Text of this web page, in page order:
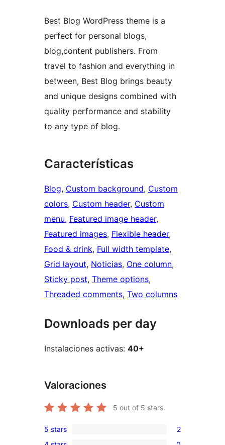
Best Blog WordPress theme is a
perfect for personal blogs,
blog,content publishers. From
travel to fashion and everything in
between, Best Blog brings beauty
and unique designs combined with
quality performance and stability
to any type of blog.
Características
Blog, Custom background, Custom
colors, Custom header, Custom
menu, Featured image header
Featured images, Flexible header
Food & drink, Full width template
Grid layout, Noticias, One column
Sticky post, Theme options
Threaded comments, Two columns
Downloads per day
Instalaciones activas: 40+
Valoraciones
5 out of 5 stars.
2
5 stars
2